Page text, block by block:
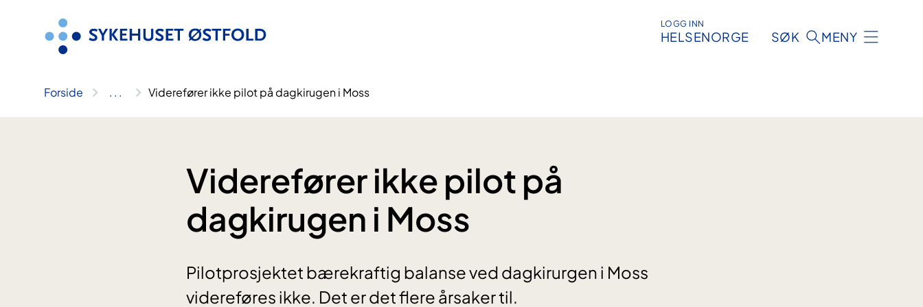
LOGG INN
HELSENORGE SØK MENY
Forside .. . Viderefører ikke pilot på dagkirugen i Moss
Viderefører ikke pilot på
dagkirugen i Moss
Pilotprosjektet bærekraftig balanse ved dagkirurgen i Moss
videreføres ikke. Det er det flere årsaker til.